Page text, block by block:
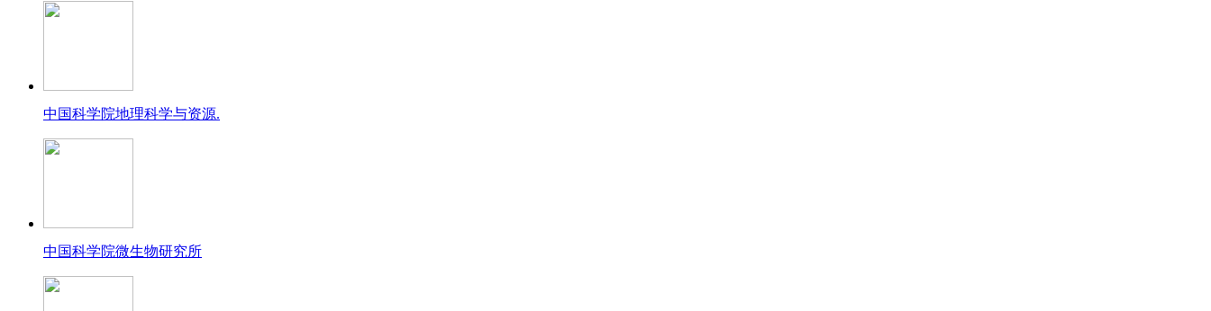
中国科学院地理科学与资源.
中国科学院微生物研究所